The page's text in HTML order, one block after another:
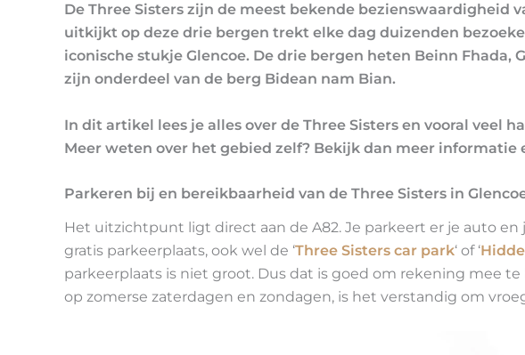
De Three Sisters zijn de meest bekende bezienswaardigheid
uitkijkt op deze drie bergen trekt elke dag duizenden
iconische stukje Glencoe. De drie bergen heten Beinn Fhada,
zijn onderdeel van de berg Bidean nam Bian.
In dit artikel lees je alles over de Three Sisters en vooral veel
Meer weten over het gebied zelf? Bekijk dan meer informatie
Parkeren bij en bereikbaarheid van de Three Sisters in
Het uitzichtpunt ligt direct aan de A82. Je parkeert er je auto en
gratis parkeerplaats, ook wel de ‘Three Sisters car park‘ of ‘
parkeerplaats is niet groot. Dus dat is goed om rekening mee
op zomerse zaterdagen en zondagen, is het verstandig om